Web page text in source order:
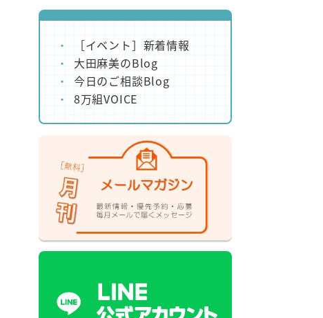
［イベント］新着情報
大田麻美のBlog
今日のご相談Blog
8万組VOICE